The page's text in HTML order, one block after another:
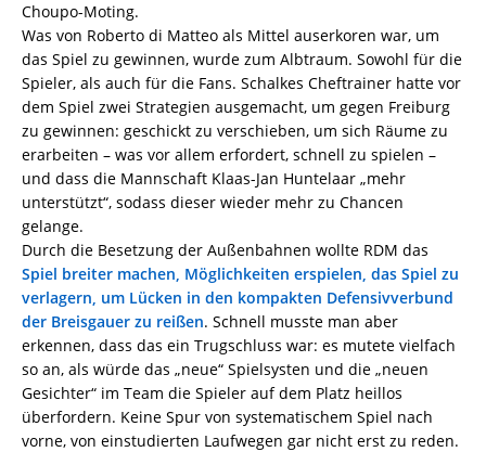
Choupo-Moting.
Was von Roberto di Matteo als Mittel auserkoren war, um
das Spiel zu gewinnen, wurde zum Albtraum. Sowohl für die
Spieler, als auch für die Fans. Schalkes Cheftrainer hatte vor
dem Spiel zwei Strategien ausgemacht, um gegen Freiburg
zu gewinnen: geschickt zu verschieben, um sich Räume zu
erarbeiten – was vor allem erfordert, schnell zu spielen –
und dass die Mannschaft Klaas-Jan Huntelaar „mehr
unterstützt“, sodass dieser wieder mehr zu Chancen
gelange.
Durch die Besetzung der Außenbahnen wollte RDM das
Spiel breiter machen, Möglichkeiten erspielen, das Spiel zu
verlagern, um Lücken in den kompakten Defensivverbund
der Breisgauer zu reißen. Schnell musste man aber
erkennen, dass das ein Trugschluss war: es mutete vielfach
so an, als würde das „neue“ Spielsysten und die „neuen
Gesichter“ im Team die Spieler auf dem Platz heillos
überfordern. Keine Spur von systematischem Spiel nach
vorne, von einstudierten Laufwegen gar nicht erst zu reden.